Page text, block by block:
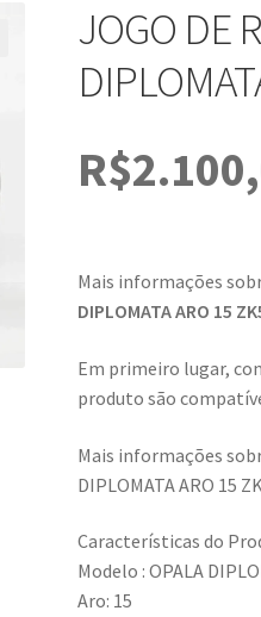
JOGO DE
R$
Mais informações
DIPLOMATA ARO 15
Em primeiro lugar,
produto são
Mais informações
DIPLOMATA ARO 15
Características do
Modelo : OPALA
Aro: 15